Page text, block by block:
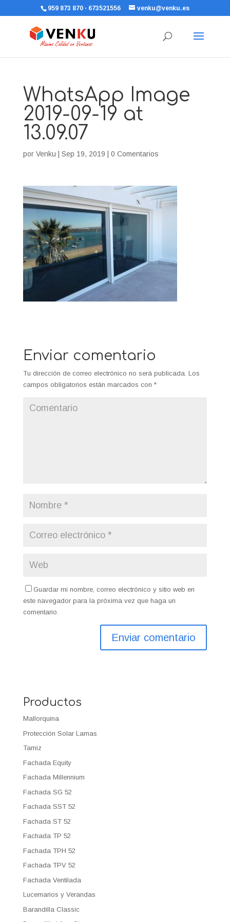
959 873 870 · 673521556 venku@venku.es
WhatsApp Image
2019-09-19 at
13.09.07
por Venku Sep 19, 2019 0 Comentarios
Enviar comentario
Tu dirección de correo electrónico no será publicada. Los
campos obligatorios están marcados con *
Guardar mi nombre, correo electrónico y sitio web en
este navegador para la próxima vez que haga un
comentario.
Productos
Mallorquina
Protección Solar Lamas
Tamiz
Fachada Equity
Fachada Millennium
Fachada SG 52
Fachada SST 52
Fachada ST 52
Fachada TP 52
Fachada TPH 52
Fachada TPV 52
Fachada Ventilada
Lucernarios y Verandas
Barandilla Classic